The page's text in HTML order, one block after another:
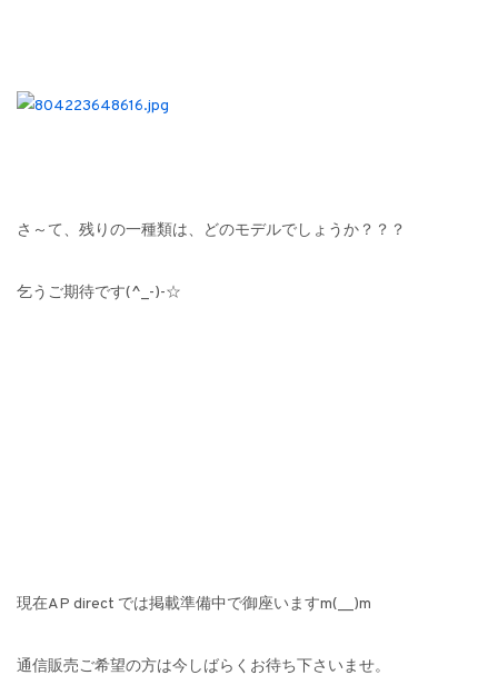
さ～て、残りの一種類は、どのモデルでしょうか？？？
乞うご期待です(^_-)-☆
現在AP direct では掲載準備中で御座いますm(__)m
通信販売ご希望の方は今しばらくお待ち下さいませ。